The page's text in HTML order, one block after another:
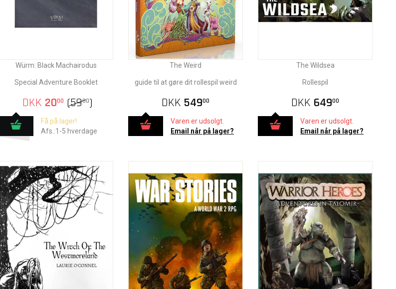
Würm: Black Machairodus
Special Adventure Booklet
DKK 2000 (5900)
Få på lager!
Afs.:1-5 hverdage
The Weird
guide til at gøre dit rollespil weird
DKK 54900
Varen er udsolgt.
Email når på lager?
The Wildsea
Rollespil
DKK 64900
Varen er udsolgt.
Email når på lager?